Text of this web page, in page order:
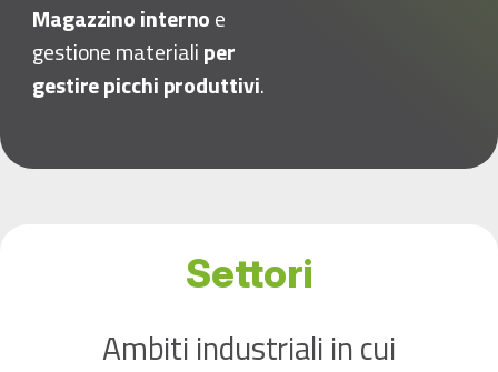
Magazzino internoe
gestione materialiper
gestire picchi produttivi.
Settori
Ambiti industriali in cui